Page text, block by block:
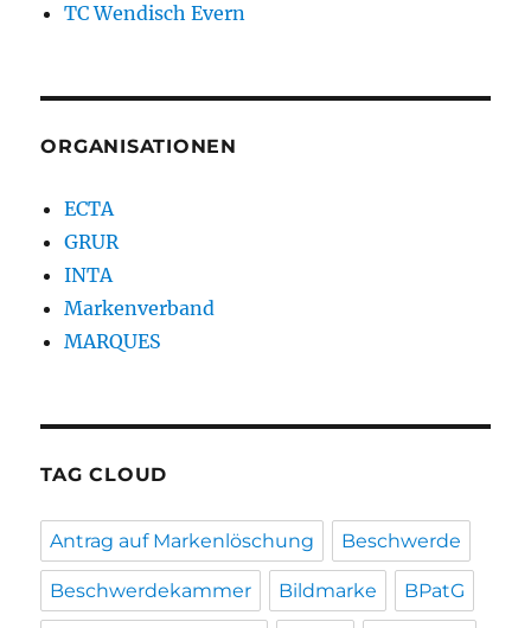
TC Wendisch Evern
ORGANISATIONEN
ECTA
GRUR
INTA
Markenverband
MARQUES
TAG CLOUD
Antrag auf Markenlöschung Beschwerde
Beschwerdekammer Bildmarke BPatG